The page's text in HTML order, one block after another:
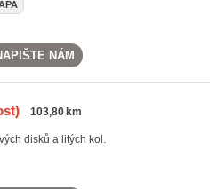
NÁM
103,80 km
disků a litých kol.